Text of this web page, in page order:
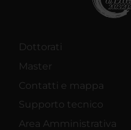
Dottorati
Master
Contatti e mappa
Supporto tecnico
Area Amministrativa